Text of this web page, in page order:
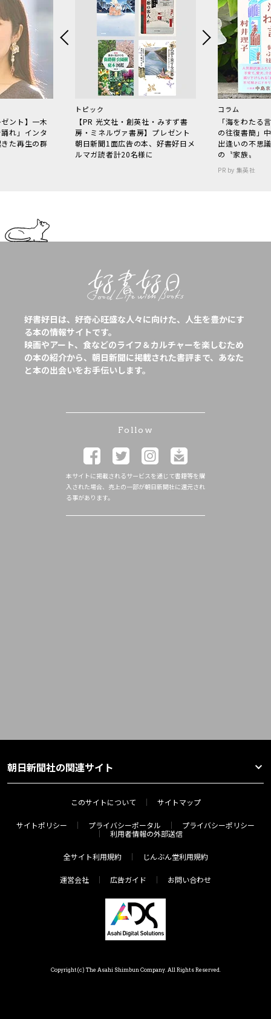
ント】一木
れ」インタ
た再生の群
トピック
【PR 光文社・創英社・みすず書
房・ミネルヴァ書房】プレゼント
朝日新聞1面広告の本、好書好日メ
ルマガ読者計20名様に
コラム
「海をわた
の往復書簡」
出逢いの不思
の〝家族〟
PR by 集英社
好書好日は、好奇心旺盛な人々に向けた、人生を豊かにす
る本の情報サイトです。
映画やアート、食などのライフ＆カルチャーを楽しむため
の本の紹介から、朝日新聞に掲載された書評まで、あなた
と本の出会いをお手伝いします。
Follow
本サイトに掲載されるサービスを通じて書籍等を購
入された場合、売上の一部が朝日新聞社に還元され
る事があります。
朝日新聞社の関連サイト
このサイトについて サイトマップ
サイトポリシー プライバシーポータル
プライバシーポリシー
利用者情報の外部送信
全サイト利用規約 じんぶん堂利用規約
運営会社 広告ガイド お問い合わせ
Copyright(c) The Asahi Shimbun Company. All Rights Reserved.